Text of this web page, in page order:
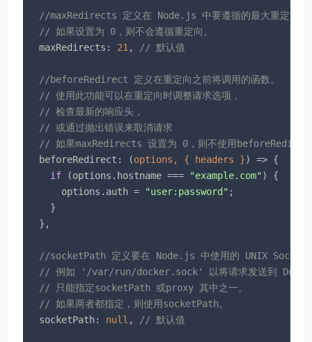
//maxRedirects 定义在 Node.js 中要遵循的最大重定向次
// 如果设置为 0，则不会遵循重定向。
maxRedirects : 21 , // 默认值
//beforeRedirect 定义在重定向之前将调用的函数。
// 使用此功能可以在重定向时调整请求选项，
// 检查最新的响应头，
// 或通过抛出错误来取消请求
// 如果maxRedirects 设置为 0，则不使用
beforeRedirect : (options, { headers }) => {
if (options.hostname === "example.com") {
      options.auth =
"user:password" ;
    }
  },
//socketPath 定义要在 Node.js 中使用的 UNIX Socket
// 例如 '/var/run/docker.sock' 以将请求发送到
// 只能指定socketPath 或proxy 其中之一。
// 如果两者都指定，则使用socketPath。
socketPath: null , // 默认值